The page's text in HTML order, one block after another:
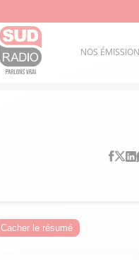
NOS
Cacher le résumé